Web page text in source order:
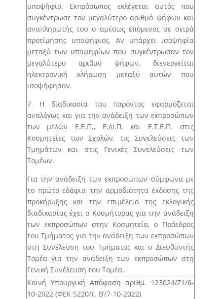
υποψήφιο. Εκπρόσωπος εκλέγεται αυτός που
συγκέντρωσε τον μεγαλύτερο αριθμό ψήφων και
αναπληρωτής του ο αμέσως επόμενος σε σειρά
προτίμησης υποψήφιος. Aν υπάρχει ισοψηφία
μεταξύ των υποψηφίων που συγκέντρωσαν τον
μεγαλύτερο αριθμό ψήφων, διενεργείται
ηλεκτρονική κλήρωση μεταξύ αυτών που
ισοψήφησαν.
7. Η διαδικασία του παρόντος εφαρμόζεται
αναλόγως και για την ανάδειξη των εκπροσώπων
των μελών Ε.Ε.Π., Ε.ΔΙ.Π. και Ε.Τ.Ε.Π. στις
Κοσμητείες των Σχολών, τις Συνελεύσεις των
Τμημάτων και στις Γενικές Συνελεύσεις των
Τομέων.
Για την ανάδειξη των εκπροσώπων σύμφωνα με
το πρώτο εδάφιο, την αρμοδιότητα έκδοσης της
προκήρυξης και την επιμέλεια της εκλογικής
διαδικασίας έχει ο Κοσμήτορας για την ανάδειξη
των εκπροσώπων στην Κοσμητεία, ο Πρόεδρος
του Τμήματος για την ανάδειξη των εκπροσώπων
στη Συνέλευση του Τμήματος και ο Διευθυντής
Τομέα για την ανάδειξη των εκπροσώπων στη
Γενική Συνέλευση του Τομέα.
Κοινή Υπουργική Απόφαση αριθμ. 123024/Ζ1/6-
10-2022 (ΦΕΚ 5220/τ. Β’/7-10-2022)